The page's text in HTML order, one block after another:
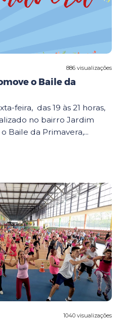
886 visualizações
o Baile da
feira, das 19 às 21 horas,
no bairro Jardim
Baile da Primavera,...
1040 visualizações